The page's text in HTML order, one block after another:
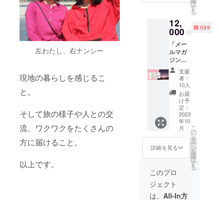
左わたし、右ナンシー
現地の暮らしを感じるこ
と。
そして旅の様子や人との交
流、ワクワクをたくさんの
方に届けること。
以上です。
12月は
毎週1回
配信
【備
考】 購
入の
際、必
ずメー
ルマガ
ジンお
送り先
のメー
ルアド
レスを
ご記入
い。
が、
オース
アより
現地の
私のバ
イブス
を乗せ
て、手
紙をあ
なたに
送りま
す。内
容はお
楽しみ
（価格
には郵
含まれ
す。）
※メール
会った
のが、
柑橘農
家のあ
おきさ
ん。 島
のおじ
いちゃ
んやお
ばあ
ちゃん
が利用
できな
くなっ
た農地
を使っ
て、み
くなど
柑橘を
育てて
（宿泊
お手伝
いをす
るかわ
りに、
無料で
宿に泊
まらせ
てもら
えるシ
ステ
ム）を
してい
まし
た。 そ
こで出
会った
のが、
おきさ
ん。 島
のおじ
いちゃ
択
す
る
12,
000 円
残り20
「メー
ルマガ
ジン＋
現地か
らの手
紙＋絵
コー
ス」
メール
マガジ
ン＋手
紙の
コース
に、手
書きの
ポスト
カード
が加わ
りま
す。
支援
者：
10人
お届
け予
定：
2023
年10
月
詳細を見る
こ
の
リ
タ
ー
ン
を
選
択
す
る
このプロ
ジェクト
は、 All-In方